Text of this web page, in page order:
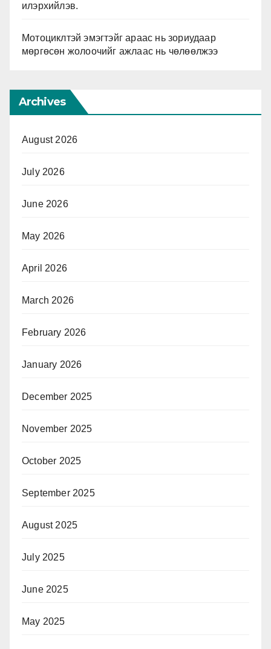
илэрхийлэв.
Мотоциклтэй эмэгтэйг араас нь зориудаар
мөргөсөн жолоочийг ажлаас нь чөлөөлжээ
Archives
August 2026
July 2026
June 2026
May 2026
April 2026
March 2026
February 2026
January 2026
December 2025
November 2025
October 2025
September 2025
August 2025
July 2025
June 2025
May 2025